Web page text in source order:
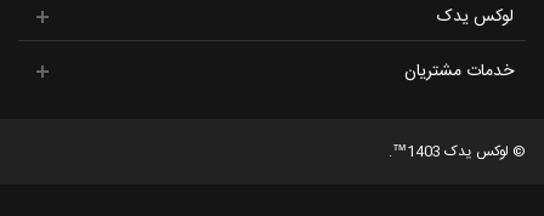
لوکس یدک
خدمات مشتریان
© لوکس یدک 1403™.